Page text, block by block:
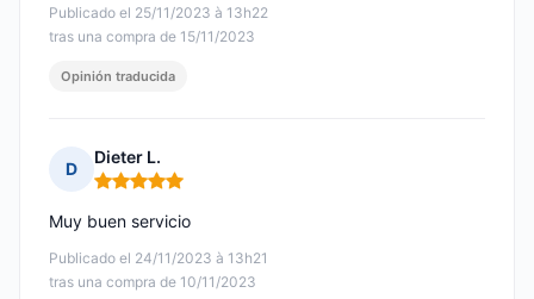
Publicado el 25/11/2023 à 13h22
tras una compra de 15/11/2023
Opinión traducida
D
Dieter L.
Nota: 5 de 5
Publicado el 24/11/2023 à 13h21
tras una compra de 10/11/2023
Muy buen servicio